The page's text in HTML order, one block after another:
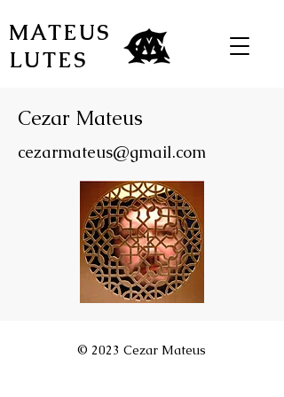
MATEUS
LUTES
Cezar Mateus
cezarmateus@gmail.com
© 2023 Cezar Mateus